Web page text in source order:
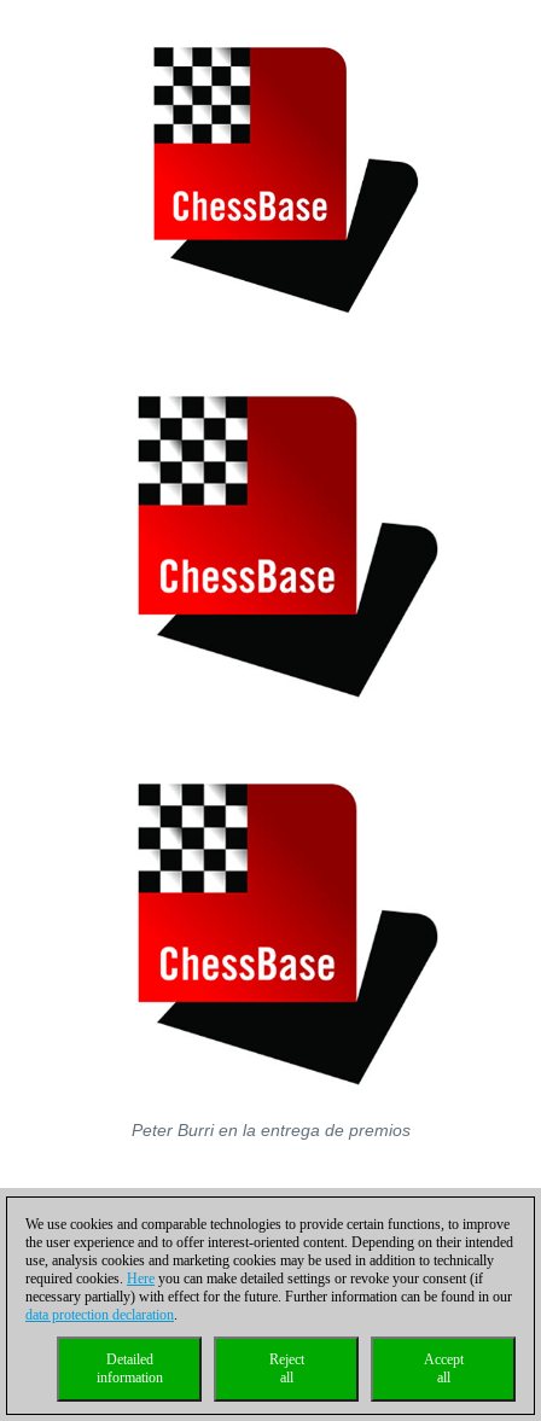
Peter Burri en la entrega de premios
We use cookies and comparable technologies to provide certain functions, to improve
the user experience and to offer interest-oriented content. Depending on their intended
use, analysis cookies and marketing cookies may be used in addition to technically
required cookies. Here you can make detailed settings or revoke your consent (if
necessary partially) with effect for the future. Further information can be found in our
data protection declaration.
Accept
all
Reject
all
Detailed
information